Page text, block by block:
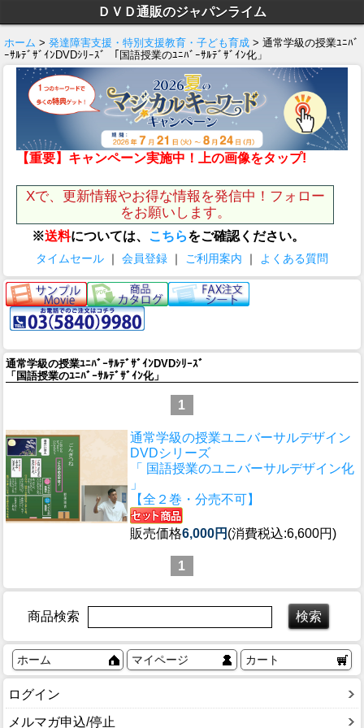
ＤＶＤ通販のジャパンライム
ホーム > 発達障害支援・特別支援教育・子ども育成 > 通常学級の授業ﾕﾆﾊﾞ
ｰｻﾙﾃﾞｻﾞｲﾝDVDｼﾘｰｽﾞ 「国語授業のﾕﾆﾊﾞｰｻﾙﾃﾞｻﾞｲﾝ化」
【重要】キャンペーン実施中！上の画像をタップ!
Xで、更新情報やお得な情報を発信中！フォロー
をお願いします。
※送料については、 こちらをご確認ください。
タイムセール ｜ 会員登録 ｜ ご利用案内 ｜ よくある質問
通常学級の授業ﾕﾆﾊﾞｰｻﾙﾃﾞｻﾞｲﾝDVDｼﾘｰｽﾞ
「国語授業のﾕﾆﾊﾞｰｻﾙﾃﾞｻﾞｲﾝ化」
1
通常学級の授業ユニバーサルデザイン
DVDシリーズ
「 国語授業のユニバーサルデザイン化
」
【全２巻・分売不可】
販売価格6,000円 (消費税込:6,600円)
1
商品検索
ホーム マイページ カート
ログイン
メルマガ申込/停止